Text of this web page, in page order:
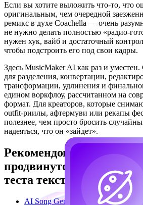
Если вы хотите выложить что‑то, что
оригинальным, чем очередной
ремикс в духе Coachella — очень
не нужно делать полностью
нужен хук, вайб и достаточный
чтобы подстроить его под свои кадры.
Здесь MusicMaker AI как раз и
для разделения, конвертации,
трансформации, удлинения и
едином воркфлоу, рассчитанном на
формат. Для креаторов, которые
outfit‑риилы, афтермуви или рекапы
полезнее, чем просто бросить
надеяться, что он «зайдет».
Рекомендованные
продвинутого креатива,
теста текстов
AI Song Generator — Создайте